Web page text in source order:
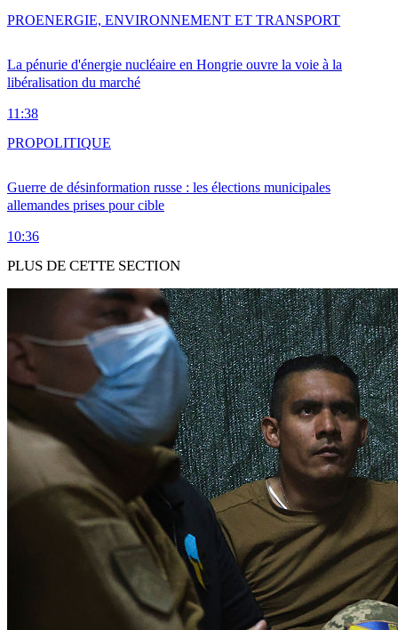
La pénurie d'énergie nucléaire en Hongrie ouvre la voie à la
libéralisation du marché
11:38
PROENERGIE, ENVIRONNEMENT ET TRANSPORT
Guerre de désinformation russe : les élections municipales
allemandes prises pour cible
10:36
PROPOLITIQUE
PLUS DE CETTE SECTION